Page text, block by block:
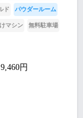
ド パウダールーム
マシン 無料駐車場
円